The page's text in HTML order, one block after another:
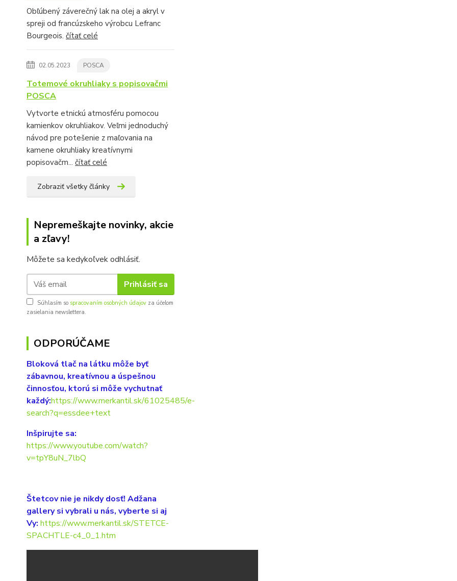
Obľúbený záverečný lak na olej a akryl v
spreji od francúzskeho výrobcu Lefranc
Bourgeois. čítať celé
02.05.2023 POSCA
Totemové okruhliaky s popisovačmi
POSCA
Vytvorte etnickú atmosféru pomocou
kamienkov okruhliakov. Veľmi jednoduchý
návod pre potešenie z maľovania na
kamene okruhliaky kreatívnymi
popisovačm... čítať celé
Zobraziť všetky články
Nepremeškajte novinky, akcie
a zľavy!
Môžete sa kedykoľvek odhlásiť.
Prihlásiť sa
Súhlasím so spracovaním osobných údajov za účelom
zasielania newslettera.
ODPORÚČAME
Bloková tlač na látku môže byť
zábavnou, kreatívnou a úspešnou
činnosťou, ktorú si môže vychutnať
každý:https://www.merkantil.sk/61025485/e-
search?q=essdee+text
Inšpirujte sa:
https://www.youtube.com/watch?
v=tpY8uN_7lbQ
Štetcov nie je nikdy dosť! Adžana
gallery si vybrali u nás, vyberte si aj
Vy: https://www.merkantil.sk/STETCE-
SPACHTLE-c4_0_1.htm